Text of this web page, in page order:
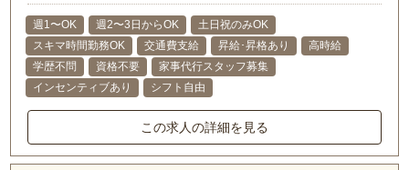
週1〜OK 週2〜3日からOK
土日祝のみOK
スキマ時間勤務OK
交通費支給 昇給･昇格あり
高時給
学歴不問
資格不要
家事代行スタッフ募集
インセンティブあり
シフト自由
この求人の詳細を見る